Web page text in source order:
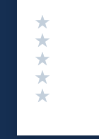
Valutazione